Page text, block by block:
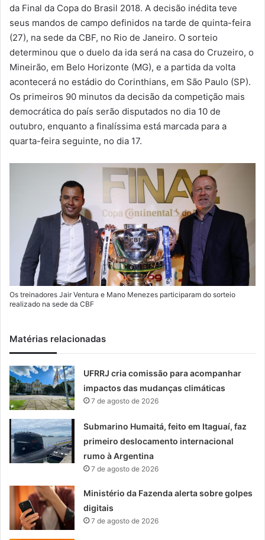
-
m
a
l
da Final da Copa do Brasil 2018. A decisão inédita teve
seus mandos de campo definidos na tarde de quinta-feira
(27), na sede da CBF, no Rio de Janeiro. O sorteio
determinou que o duelo da ida será na casa do Cruzeiro, o
Mineirão, em Belo Horizonte (MG), e a partida da volta
acontecerá no estádio do Corinthians, em São Paulo (SP).
Os primeiros 90 minutos da decisão da competição mais
democrática do país serão disputados no dia 10 de
outubro, enquanto a finalíssima está marcada para a
quarta-feira seguinte, no dia 17.
Os treinadores Jair Ventura e Mano Menezes participaram do sorteio
realizado na sede da CBF
Matérias relacionadas
UFRRJ cria comissão para acompanhar
impactos das mudanças climáticas
7 de agosto de 2026
Submarino Humaitá, feito em Itaguaí, faz
primeiro deslocamento internacional
rumo à Argentina
7 de agosto de 2026
Ministério da Fazenda alerta sobre golpes
digitais
7 de agosto de 2026